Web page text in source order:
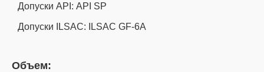
Допуски API: API SP
Допуски ILSAC: ILSAC GF-6A
Объем: